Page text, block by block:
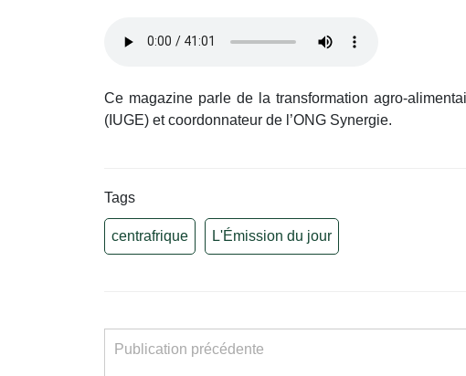
Ce magazine parle de la transformation agro-
(IUGE) et coordonnateur de l’ONG Synergie.
Tags
centrafrique L'Émission du jour
Publication précédente